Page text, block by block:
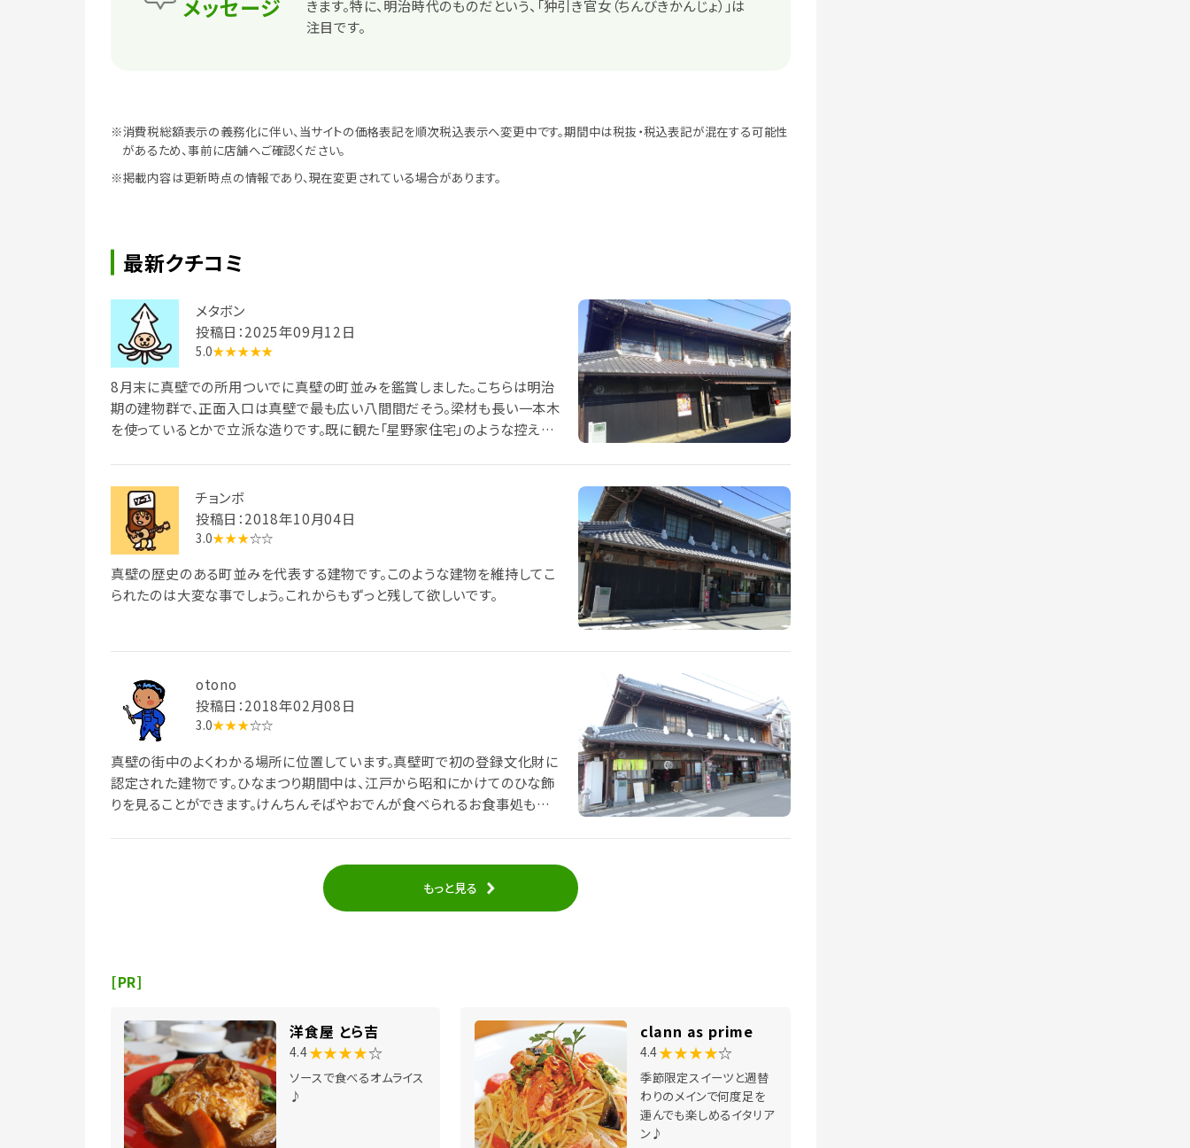
メッセージ
きます。特に、明治時代のものだという、「狆引き官女（ちんびきかんじょ）」は
注目です。
※消費税総額表示の義務化に伴い、当サイトの価格表記を順次税込表示へ変更中です。期間中は税抜・税込表記が混在する可能性
があるため、事前に店舗へご確認ください。
※掲載内容は更新時点の情報であり、現在変更されている場合があります。
最新クチコミ
メタボン
投稿日：2025年09月12日
5.0★★★★★
8月末に真壁での所用ついでに真壁の町並みを鑑賞しました。こちらは明治
期の建物群で、正面入口は真壁で最も広い八間間だそう。梁材も長い一本木
を使っているとかで立派な造りです。既に観た「星野家住宅」のような控えめ
も無くなった時代の建築と言うことなのですかね？もともとは呉服商だった
そうですが、現在では昭和を感じさせるレトロなタバコ屋の看板が印象的で
した。
チョンボ
投稿日：2018年10月04日
3.0★★★☆☆
真壁の歴史のある町並みを代表する建物です。このような建物を維持してこ
られたのは大変な事でしょう。これからもずっと残して欲しいです。
otono
投稿日：2018年02月08日
3.0★★★☆☆
真壁の街中のよくわかる場所に位置しています。真壁町で初の登録文化財に
認定された建物です。ひなまつり期間中は、江戸から昭和にかけてのひな飾
りを見ることができます。けんちんそばやおでんが食べられるお食事処も併
もっと見る
[PR]
洋食屋 とら吉
4.4★★★★☆
ソースで食べるオムライス
♪
clann as prime
4.4★★★★☆
季節限定スイーツと週替
わりのメインで何度足を
運んでも楽しめるイタリア
ン♪